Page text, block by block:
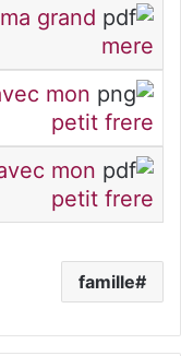
ma grand
mere
mon
petit frere
mon
petit frere
famille